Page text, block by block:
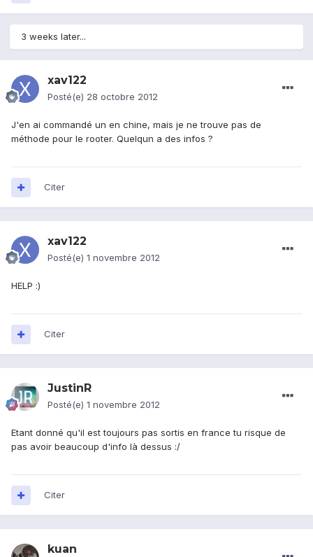
3 weeks later...
xav122
Posté(e) 28 octobre 2012
J'en ai commandé un en chine, mais je ne trouve pas de
méthode pour le rooter. Quelqun a des infos ?
Citer
xav122
Posté(e) 1 novembre 2012
HELP :)
Citer
JustinR
Posté(e) 1 novembre 2012
Etant donné qu'il est toujours pas sortis en france tu risque de
pas avoir beaucoup d'info là dessus :/
Citer
kuan